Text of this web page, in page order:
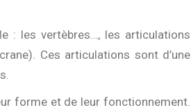
: les vertèbres…, les articulations
Ces articulations sont d’une
forme et de leur fonctionnement.